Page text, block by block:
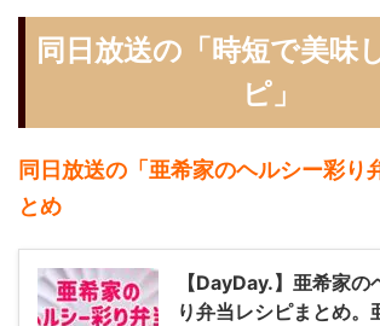
同日放送の「時短で美味
ピ」
同日放送の「亜希家のヘルシー彩り
とめ
【DayDay.】亜希家の
り弁当レシピまとめ。